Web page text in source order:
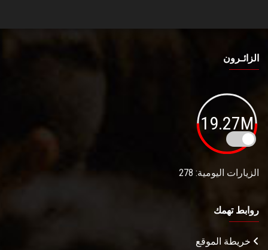
الزائـرون
19.27M
الزيارات اليومية: 278
روابط تهمك
خريطة الموقع